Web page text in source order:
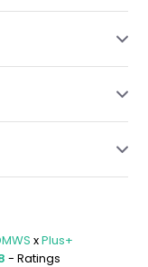
xPlus+
- Ratings